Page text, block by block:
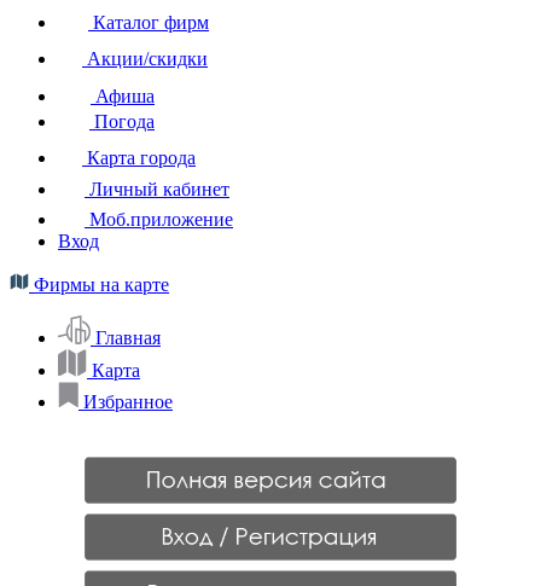
Каталог фирм
Акции/скидки
Афиша
Погода
Карта города
Личный кабинет
Моб.приложение
Вход
Фирмы на карте
Главная
Карта
Избранное